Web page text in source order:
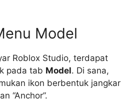
Model
Roblox Studio, terdapat
pada tab Model. Di sana,
ikon berbentuk jangkar
“Anchor”.